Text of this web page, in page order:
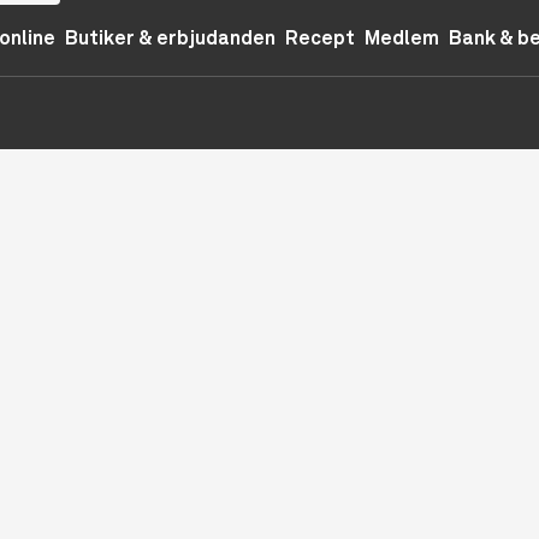
Butiker & erbjudanden Recept Medlem Bank &